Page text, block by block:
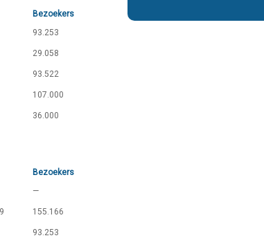
Bezoekers
93.253
29.058
93.522
107.000
36.000
Bezoekers
—
155.166
93.253